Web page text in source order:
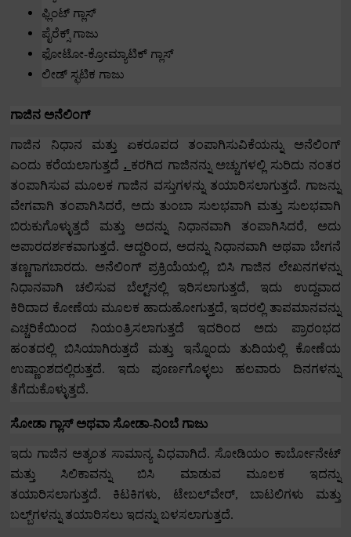
ಫ್ಲಿಂಟ್ ಗ್ಲಾಸ್
ಪೈರೆಕ್ಸ್ ಗಾಜು
ಫೋಟೋ-ಕ್ರೋಮ್ಯಾಟಿಕ್ ಗ್ಲಾಸ್
ಲೀಡ್ ಸ್ಫಟಿಕ ಗಾಜು
ಗಾಜಿನ ಅನೆಲಿಂಗ್
ಗಾಜಿನ ನಿಧಾನ ಮತ್ತು ಏಕರೂಪದ ತಂಪಾಗಿಸುವಿಕೆಯನ್ನು ಅನೆಲಿಂಗ್
ಎಂದು ಕರೆಯಲಾಗುತ್ತದೆ . ಕರಗಿದ ಗಾಜಿನನ್ನು ಅಚ್ಚುಗಳಲ್ಲಿ ಸುರಿದು ನಂತರ
ತಂಪಾಗಿಸುವ ಮೂಲಕ ಗಾಜಿನ ವಸ್ತುಗಳನ್ನು ತಯಾರಿಸಲಾಗುತ್ತದೆ. ಗಾಜನ್ನು
ವೇಗವಾಗಿ ತಂಪಾಗಿಸಿದರೆ, ಅದು ತುಂಬಾ ಸುಲಭವಾಗಿ ಮತ್ತು ಸುಲಭವಾಗಿ
ಬಿರುಕುಗೊಳ್ಳುತ್ತದೆ ಮತ್ತು ಅದನ್ನು ನಿಧಾನವಾಗಿ ತಂಪಾಗಿಸಿದರೆ, ಅದು
ಅಪಾರದರ್ಶಕವಾಗುತ್ತದೆ. ಆದ್ದರಿಂದ, ಅದನ್ನು ನಿಧಾನವಾಗಿ ಅಥವಾ ಬೇಗನೆ
ತಣ್ಣಗಾಗಬಾರದು.
ಅನೆಲಿಂಗ್ ಪ್ರಕ್ರಿಯೆಯಲ್ಲಿ, ಬಿಸಿ ಗಾಜಿನ ಲೇಖನಗಳನ್ನು
ನಿಧಾನವಾಗಿ ಚಲಿಸುವ ಬೆಲ್ಟ್‌ನಲ್ಲಿ ಇರಿಸಲಾಗುತ್ತದೆ, ಇದು ಉದ್ದವಾದ
ಕಿರಿದಾದ ಕೋಣೆಯ ಮೂಲಕ ಹಾದುಹೋಗುತ್ತದೆ, ಇದರಲ್ಲಿ ತಾಪಮಾನವನ್ನು
ಎಚ್ಚರಿಕೆಯಿಂದ ನಿಯಂತ್ರಿಸಲಾಗುತ್ತದೆ ಇದರಿಂದ ಅದು ಪ್ರಾರಂಭದ
ಹಂತದಲ್ಲಿ ಬಿಸಿಯಾಗಿರುತ್ತದೆ ಮತ್ತು ಇನ್ನೊಂದು ತುದಿಯಲ್ಲಿ ಕೋಣೆಯ
ಉಷ್ಣಾಂಶದಲ್ಲಿರುತ್ತದೆ.
ಇದು ಪೂರ್ಣಗೊಳ್ಳಲು ಹಲವಾರು ದಿನಗಳನ್ನು
ತೆಗೆದುಕೊಳ್ಳುತ್ತದೆ.
ಸೋಡಾ ಗ್ಲಾಸ್ ಅಥವಾ ಸೋಡಾ-ನಿಂಬೆ ಗಾಜು
ಇದು ಗಾಜಿನ ಅತ್ಯಂತ ಸಾಮಾನ್ಯ ವಿಧವಾಗಿದೆ. ಸೋಡಿಯಂ ಕಾರ್ಬೋನೇಟ್
ಮತ್ತು ಸಿಲಿಕಾವನ್ನು ಬಿಸಿ ಮಾಡುವ ಮೂಲಕ ಇದನ್ನು
ತಯಾರಿಸಲಾಗುತ್ತದೆ.
ಕಿಟಕಿಗಳು, ಟೇಬಲ್‌ವೇರ್, ಬಾಟಲಿಗಳು ಮತ್ತು
ಬಲ್ಬ್‌ಗಳನ್ನು ತಯಾರಿಸಲು ಇದನ್ನು ಬಳಸಲಾಗುತ್ತದೆ.